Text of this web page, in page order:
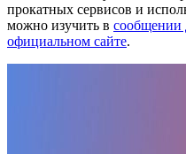
прокатных сервисов и
можно изучить в сообщении
официальном сайте.